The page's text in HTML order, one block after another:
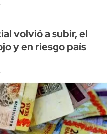
volvió a subir, el
y en riesgo país